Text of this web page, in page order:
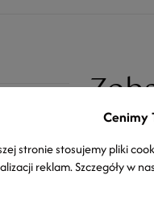
Cenimy
stronie stosujemy pliki
reklam. Szczegóły w